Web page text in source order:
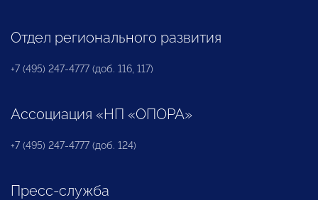
Отдел регионального развития
+7 (495) 247-4777 (доб. 116, 117)
Ассоциация «НП «ОПОРА»
+7 (495) 247-4777 (доб. 124)
Пресс-служба